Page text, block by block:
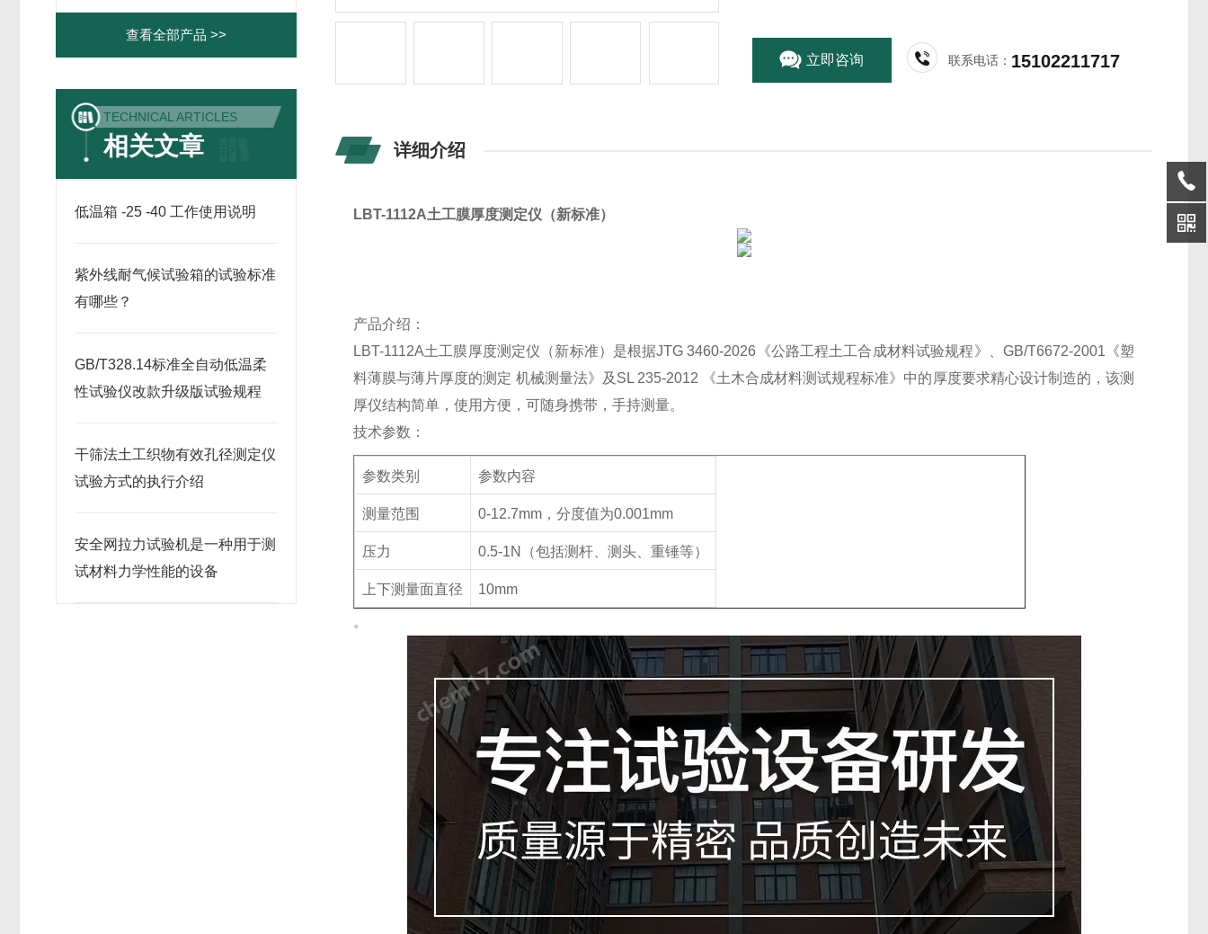
查看全部产品 >>
TECHNICAL ARTICLES
相关文章
低温箱 -25 -40 工作使用说明
紫外线耐气候试验箱的试验标准
有哪些？
GB/T328.14标准全自动低温柔
性试验仪改款升级版试验规程
干筛法土工织物有效孔径测定仪
试验方式的执行介绍
安全网拉力试验机是一种用于测
试材料力学性能的设备
立即咨询 联系电话： 15102211717
详细介绍
LBT-1112A土工膜厚度测定仪（新标准）
产品介绍：
LBT-1112A土工膜厚度测定仪（新标准） 是根据JTG 3460-2026 《公路工程土工合成材料试验规程》、 GB/T6672-2001 《塑
料薄膜与薄片厚度的测定 机械测量法》及 SL 235-2012
《土木合成材料测试规程标准》中的厚度要求精心设计制造的，该测
厚仪结构简单，使用方便，可随身携带，手持测量。
技术参数：
参数类别 参数内容
测量范围 0-12.7mm ，分度值为0.001mm
压力 0.5-1N （包括测杆、测头、重锤等）
上下测量面直径 10mm
。